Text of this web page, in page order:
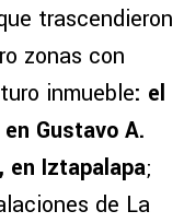
trascendieron
zonas con
inmueble: el
Gustavo A.
en Iztapalapa;
de La